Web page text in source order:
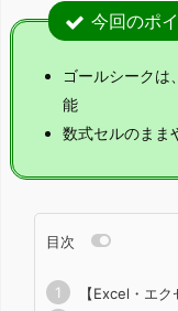
今回のポ
ゴールシークは
能
数式セルのまま
目次
【Excel・エ